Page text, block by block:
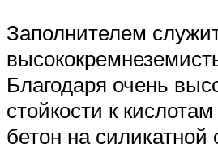
Заполнителем
Благодаря очень
стойкости к
бетон на силикатной